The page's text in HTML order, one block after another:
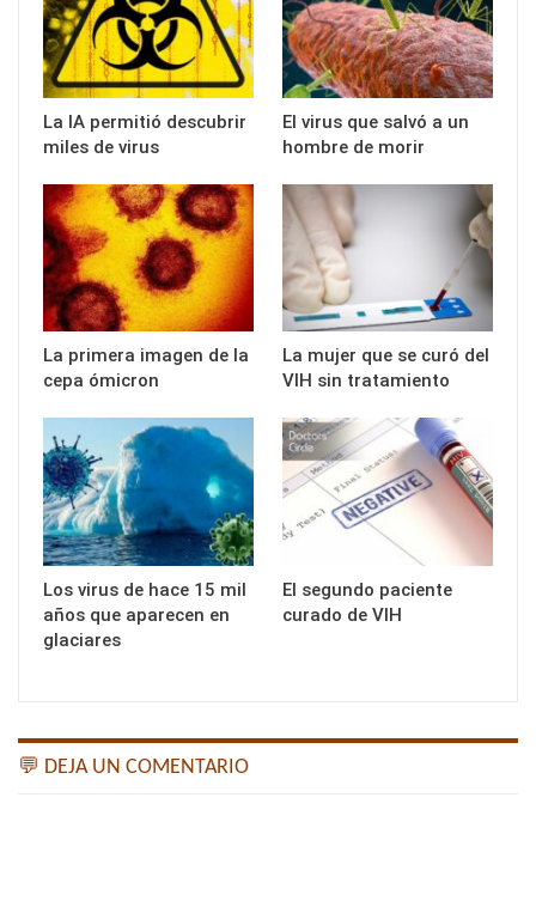
La IA permitió descubrir
miles de virus
El virus que salvó a un
hombre de morir
La primera imagen de la
cepa ómicron
La mujer que se curó del
VIH sin tratamiento
Los virus de hace 15 mil
años que aparecen en
glaciares
El segundo paciente
curado de VIH
💬 DEJA UN COMENTARIO